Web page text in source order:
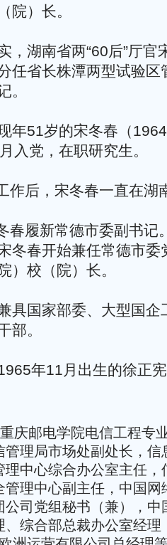
院）长。
湖南省两“60后”厅官
任省长株潭两型试验区
。
51岁的宋冬春（
入党，在职研究生。
后，宋冬春一直在湖
履新常德市委副书记
冬春开始兼任常德市委
）校（院）长。
国家部委、大型国企
部。
年11月出生的徐正宪
邮电学院电信工程专
管理局市场处副处长，信
中心综合办公室主任，
理中心副主任，中国网
司党组秘书（兼），中
综合部总裁办公室经理